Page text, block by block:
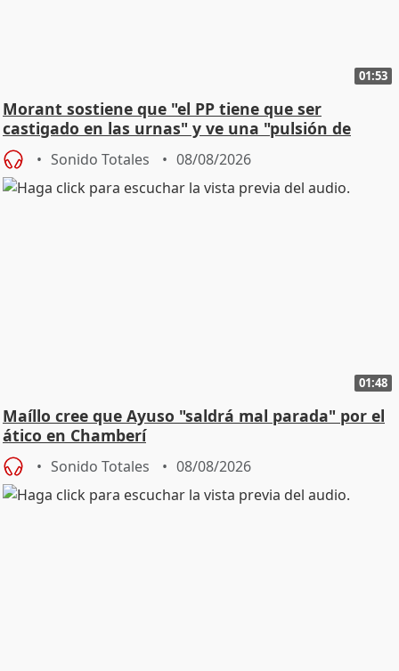
01:53
Morant sostiene que "el PP tiene que ser
castigado en las urnas" y ve una "pulsión de
cambio"
Sonido Totales 08/08/2026
01:48
Maíllo cree que Ayuso "saldrá mal parada" por el
ático en Chamberí
Sonido Totales 08/08/2026